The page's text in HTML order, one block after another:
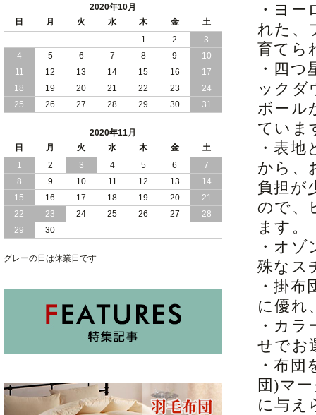
・ヨ
れた、
育てら
・四
ックダ
ボール
ていま
・表
から、
負担が
ので、
ます。
・オ
殊なス
・掛
に優れ
・カ
せでお
・布
団)マ
に与え
2020年10月
日
月 火 水 木 金
土
1
2
3
4
5 6 7 8 9
10
11
12 13 14 15 16
17
18
19 20 21 22 23
24
25
26 27 28 29 30 31
2020年11月
日
月 火 水 木 金
土
1
2 3 4 5 6
7
8
9 10 11 12 13
14
15
16 17 18 19 20
21
22
23 24 25 26 27
28
29
30
グレーの日は休業日です